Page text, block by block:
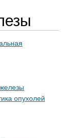
опухолей